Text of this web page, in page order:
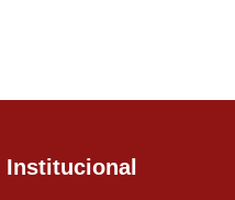
Institucional